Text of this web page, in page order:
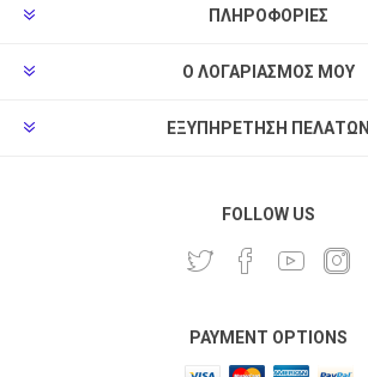
ΠΛΗΡΟΦΟΡΊΕΣ
Ο ΛΟΓΑΡΙΑΣΜΌΣ ΜΟΥ
ΕΞΥΠΗΡΈΤΗΣΗ ΠΕΛΑΤΏΝ
FOLLOW US
PAYMENT OPTIONS